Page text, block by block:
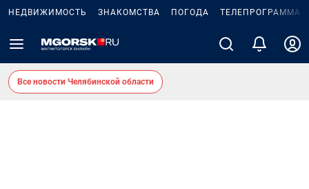
НЕДВИЖИМОСТЬ ЗНАКОМСТВА ПОГОДА ТЕЛЕПРОГРАММА
Все новости Челябинской области